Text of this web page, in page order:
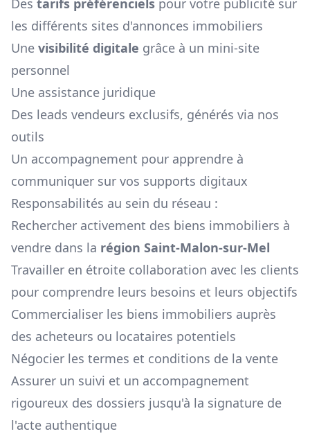
Des tarifs préférenciels pour votre publicité sur
les différents sites d'annonces immobiliers
Une visibilité digitale grâce à un mini-site
personnel
Une assistance juridique
Des leads vendeurs exclusifs, générés via nos
outils
Un accompagnement pour apprendre à
communiquer sur vos supports digitaux
Responsabilités au sein du réseau :
Rechercher activement des biens immobiliers à
vendre dans la région Saint-Malon-sur-Mel
Travailler en étroite collaboration avec les clients
pour comprendre leurs besoins et leurs objectifs
Commercialiser les biens immobiliers auprès
des acheteurs ou locataires potentiels
Négocier les termes et conditions de la vente
Assurer un suivi et un accompagnement
rigoureux des dossiers jusqu'à la signature de
l'acte authentique